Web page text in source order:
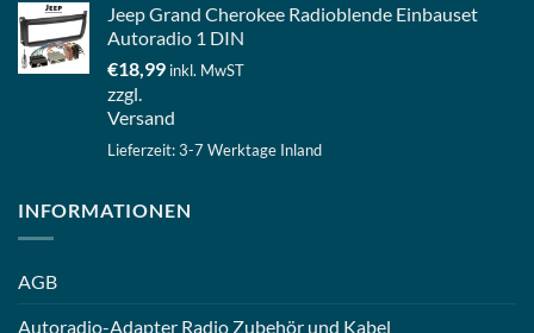
Jeep Grand Cherokee Radioblende Einbauset
Autoradio 1 DIN
€18,99 inkl. MwST
zzgl.
Versand
Lieferzeit: 3-7 Werktage Inland
INFORMATIONEN
AGB
Autoradio-Adapter Radio Zubehör und Kabel